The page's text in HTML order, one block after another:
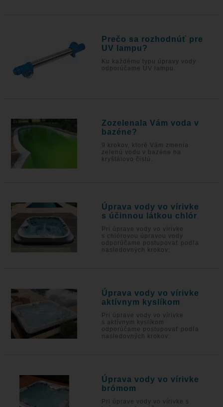
Prečo sa rozhodnúť pre
UV lampu?
Ku každému typu úpravy vody
odporúčame UV lampu.
Zozelenala Vám voda v
bazéne?
9 krokov, ktoré Vám zmenia
zelenú vodu v bazéne na
kryštálovo čistú.
Úprava vody vo vírivke
s účinnou látkou chlór
Pri úprave vody vo vírivke
s chlórovou úpravou vody
odporúčame postupovať podľa
nasledovných krokov:
Úprava vody vo vírivke
aktívnym kyslíkom
Pri úprave vody vo vírivke
s aktívnym kyslíkom
odporúčame postupovať podľa
nasledovných krokov:
Úprava vody vo vírivke
brómom
Pri úprave vody vo vírivke s